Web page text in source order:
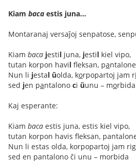
Kiam baca estis juna…
Montaranaj versaĵoj senpatose,
Kiam baca jestil juna, jestil kiel vipo,
tutan korpon havil fleksan, pa
Nun li jestal ŭolda, korpopartoj jam ri
sed jen pantalono ci ŭunu – morbida
Kaj esperante:
Kiam baca estis juna, estis kiel vipo,
tutan korpon havis fleksan,
Nun li estas olda, korpopartoj jam
sed en pantalono ĉi unu – morbida